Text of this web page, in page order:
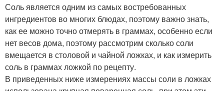
Соль является одним из самых востребованных
ингредиентов во многих блюдах, поэтому важно знать,
как ее можно точно отмерять в граммах, особенно если
нет весов дома, поэтому рассмотрим сколько соли
вмещается в столовой и чайной ложках, и как измерить
соль в граммах ложкой по рецепту.
В приведенных ниже измерениях массы соли в ложках